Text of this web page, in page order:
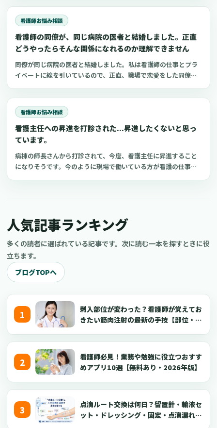
ので教えてください。看護師って平均年収が高いってよく言われ
ますが、実際はどうなのでしょうか？私の年収は38
看護師お悩み相談
看護師の同僚が、同じ病院の医者と結婚しました。正直
どうやったらそんな関係になれるのか理解できません
同僚が同じ病院の医者と結婚しました。私は看護師の仕事とプラ
イベートに線を引いているので、正直、職場で恋愛をした同僚が
近にパートナーを見つけた同僚がちょっと羨ましいという思いも
あります。純粋にどうやったらそういう関係になれる
看護師お悩み相談
看護主任への昇進を打診された...昇進したくないと思っ
ています。
病棟の師長さんから打診されて、今度、看護主任に昇進すること
になりそうです。今のように現場で働いている方が看護の仕事を
済むでしょうか？
人気記事ランキング
多くの読者に選ばれている記事です。次に読む一本を探すときに役
立ちます。
ブログTOPへ
刺入部位が変わった？看護師が覚えてお
きたい筋肉注射の最新の手技【部位・
看護師必見！業務や勉強に役立つおすす
めアプリ10選【無料あり・2026年版】
点滴ルート交換は何日？留置針・輸液セ
ット・ドレッシング・固定・点滴漏れ対